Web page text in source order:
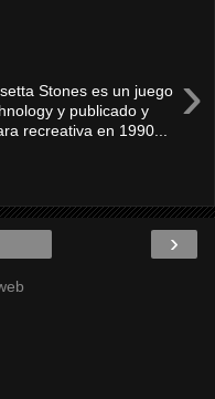
›
Stones es un juego
y publicado y
recreativa en 1990...
›